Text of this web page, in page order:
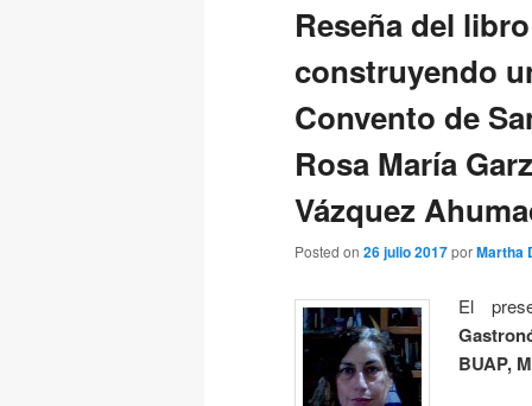
Reseña del
construyendo
Convento de
Rosa María
Vázquez
Posted on 26 julio 2017porMartha
El
BUAP,